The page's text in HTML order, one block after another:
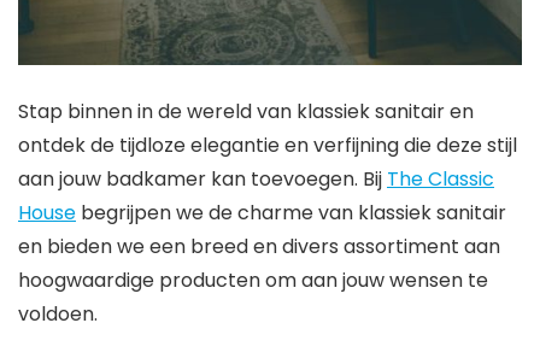
Stap binnen in de wereld van klassiek sanitair en
ontdek de tijdloze elegantie en verfijning die deze stijl
aan jouw badkamer kan toevoegen. Bij The Classic
House begrijpen we de charme van klassiek sanitair
en bieden we een breed en divers assortiment aan
hoogwaardige producten om aan jouw wensen te
voldoen.